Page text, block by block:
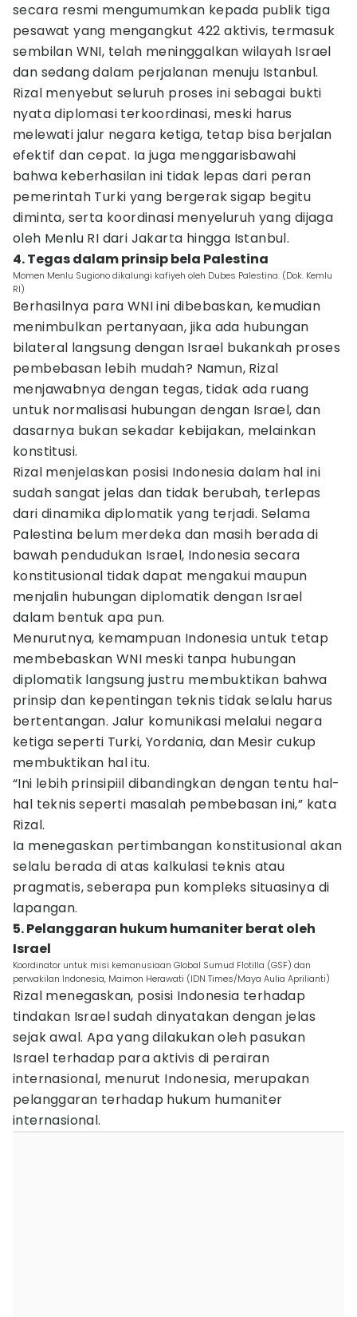
secara resmi mengumumkan kepada publik tiga
pesawat yang mengangkut 422 aktivis, termasuk
sembilan WNI, telah meninggalkan wilayah Israel
dan sedang dalam perjalanan menuju Istanbul.
Rizal menyebut seluruh proses ini sebagai bukti
nyata diplomasi terkoordinasi, meski harus
melewati jalur negara ketiga, tetap bisa berjalan
efektif dan cepat. Ia juga menggarisbawahi
bahwa keberhasilan ini tidak lepas dari peran
pemerintah Turki yang bergerak sigap begitu
diminta, serta koordinasi menyeluruh yang dijaga
oleh Menlu RI dari Jakarta hingga Istanbul.
4. Tegas dalam prinsip bela Palestina
Momen Menlu Sugiono dikalungi kafiyeh oleh Dubes Palestina. (Dok. Kemlu
RI)
Berhasilnya para WNI ini dibebaskan, kemudian
menimbulkan pertanyaan, jika ada hubungan
bilateral langsung dengan Israel bukankah proses
pembebasan lebih mudah? Namun, Rizal
menjawabnya dengan tegas, tidak ada ruang
untuk normalisasi hubungan dengan Israel, dan
dasarnya bukan sekadar kebijakan, melainkan
konstitusi.
Rizal menjelaskan posisi Indonesia dalam hal ini
sudah sangat jelas dan tidak berubah, terlepas
dari dinamika diplomatik yang terjadi. Selama
Palestina belum merdeka dan masih berada di
bawah pendudukan Israel, Indonesia secara
konstitusional tidak dapat mengakui maupun
menjalin hubungan diplomatik dengan Israel
dalam bentuk apa pun.
Menurutnya, kemampuan Indonesia untuk tetap
membebaskan WNI meski tanpa hubungan
diplomatik langsung justru membuktikan bahwa
prinsip dan kepentingan teknis tidak selalu harus
bertentangan. Jalur komunikasi melalui negara
ketiga seperti Turki, Yordania, dan Mesir cukup
membuktikan hal itu.
“Ini lebih prinsipiil dibandingkan dengan tentu hal-
hal teknis seperti masalah pembebasan ini,” kata
Rizal.
Ia menegaskan pertimbangan konstitusional akan
selalu berada di atas kalkulasi teknis atau
pragmatis, seberapa pun kompleks situasinya di
lapangan.
5. Pelanggaran hukum humaniter berat oleh
Israel
Koordinator untuk misi kemanusiaan Global Sumud Flotilla (GSF) dan
perwakilan Indonesia, Maimon Herawati (IDN Times/Maya Aulia Aprilianti)
Rizal menegaskan, posisi Indonesia terhadap
tindakan Israel sudah dinyatakan dengan jelas
sejak awal. Apa yang dilakukan oleh pasukan
Israel terhadap para aktivis di perairan
internasional, menurut Indonesia, merupakan
pelanggaran terhadap hukum humaniter
internasional.